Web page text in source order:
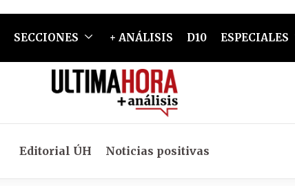
SECCIONES + ANÁLISIS D10 ESPECIALES
Editorial ÚH Noticias positivas